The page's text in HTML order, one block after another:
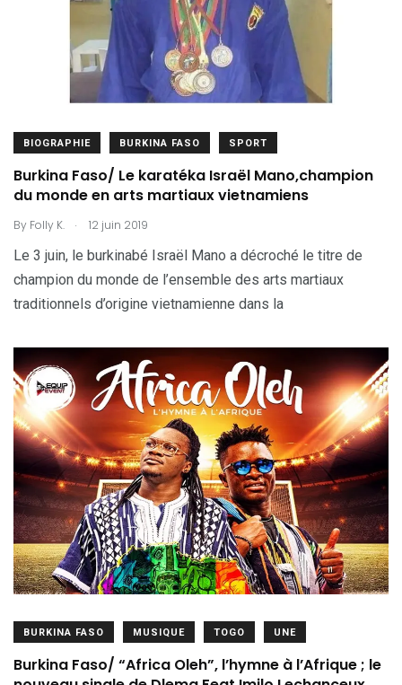
BIOGRAPHIE BURKINA FASO SPORT
Burkina Faso/ Le karatéka Israël Mano,champion
du monde en arts martiaux vietnamiens
By Folly K. . 12 juin 2019
Le 3 juin, le burkinabé Israël Mano a décroché le titre de
champion du monde de l’ensemble des arts martiaux
traditionnels d’origine vietnamienne dans la
BURKINA FASO MUSIQUE TOGO UNE
Burkina Faso/ “Africa Oleh”, l’hymne à l’Afrique ; le